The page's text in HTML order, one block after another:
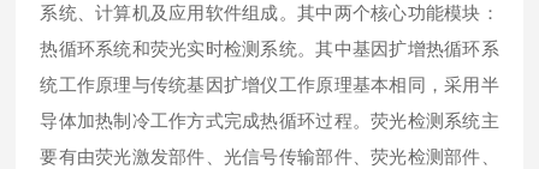
系统、计算机及应用软件组成。其中两个核心功能模块：
热循环系统和荧光实时检测系统。其中基因扩增热循环系
统工作原理与传统基因扩增仪工作原理基本相同，采用半
导体加热制冷工作方式完成热循环过程。荧光检测系统主
要有由荧光激发部件、光信号传输部件、荧光检测部件、